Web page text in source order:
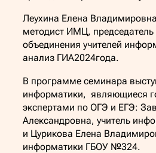
Леухина Елена
методист ИМЦ, председатель
объединения учителей
анализ ГИА2024года.
В программе семинара
информатики, являющиеся
экспертами по ОГЭ и ЕГЭ:
Александровна, учитель
и Цурикова Елена
информатики ГБОУ №324.